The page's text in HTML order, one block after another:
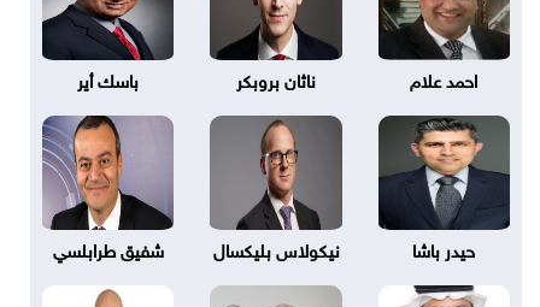
احمد علام ناثان بروبكر باسك أير
حيدر باشا نيكولاس بليكسال شفيق طرابلسي